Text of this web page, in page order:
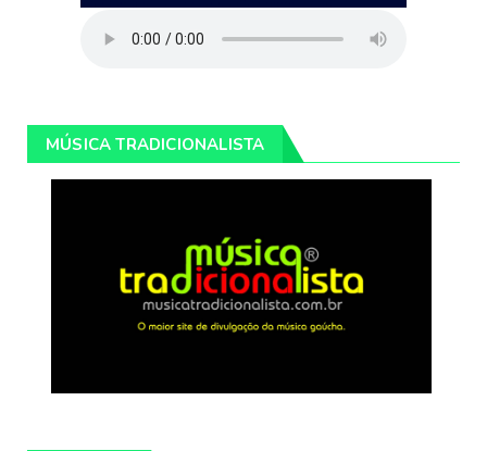
MÚSICA TRADICIONALISTA